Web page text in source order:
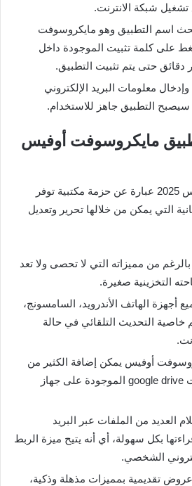
شبكة الانترنت.
اسم التطبيق وهو مايكروسوفت
ثم اضغط على كلمة تثبيت الموجودة داخل
دقائق حتى يتم تثبيت التطبيق.
معلومات البريد الإلكتروني
سيصبح التطبيق جاهز للاستخدام.
مايكروسوفت أوفيس
برنامج مايكروسوفت أوفيس 2025 عبارة عن حزمة مكتبية توفر
التي يمكن من خلالها تحرير وتعديل
من مميزاته التي لا تحصى ولا تعد
التخزينية صغيرة.
أجهزة الهاتف الأندرويد، السامسونج،
خاصية التحديث التلقائي في حالة
أوفيس يمكن إضافة الكثير من
التعديلات على ملفات google drive الموجودة على جهاز
العديد من الملفات عبر البريد
بكل سهولة، أي أنه يتيح ميزة الربط
الشخصي.
تقديمية بمميزات مذهلة وذكية،